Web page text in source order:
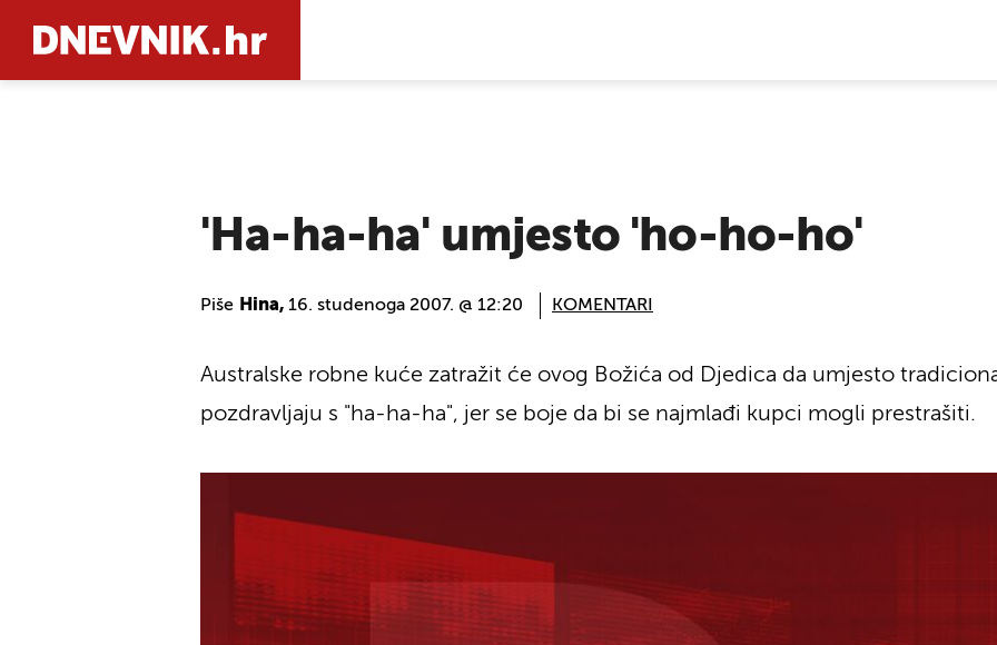
'Ha-ha-ha' umjesto 'ho-ho-ho'
Piše Hina, 16. studenoga 2007. @ 12:20 KOMENTARI
Australske robne kuće zatražit će ovog Božića od Djedica da umjesto
pozdravljaju s "ha-ha-ha", jer se boje da bi se najmlađi kupci mogli prestrašiti.